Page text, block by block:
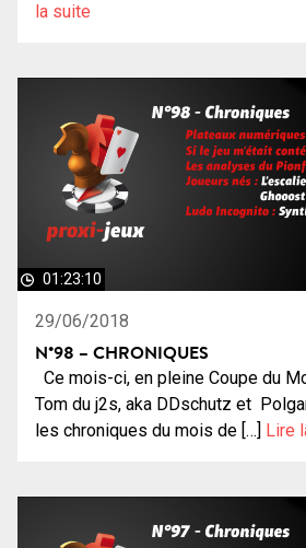
la suite
01:23:10
29/06/2018
N°98 – CHRONIQUES
Ce mois-ci, en pleine Coupe du
Tom du j2s, aka DDschutz et
les chroniques du mois de […] Lire